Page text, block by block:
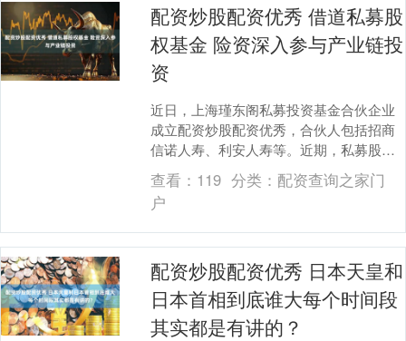
配资炒股配资优秀 借道私募股
权基金 险资深入参与产业链投
资
近日，上海瑾东阁私募投资基金合伙企业
成立配资炒股配资优秀，合伙人包括招商
信诺人寿、利安人寿等。近期，私募股权
投资市场再次涌现险资入场热潮。11月成
立的多只私募股....
查看： 119 分类： 配资查询之家门
户
配资炒股配资优秀 日本天皇和
日本首相到底谁大每个时间段
其实都是有讲的？